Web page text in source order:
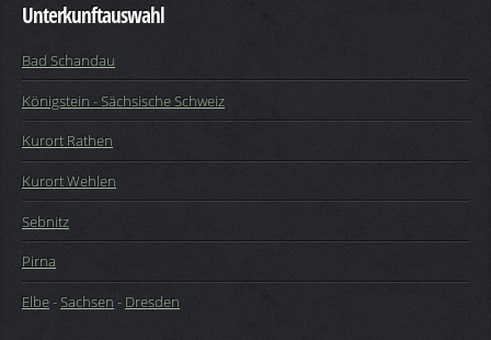
Unterkunftauswahl
Bad Schandau
Königstein - Sächsische Schweiz
Kurort Rathen
Kurort Wehlen
Sebnitz
Pirna
Elbe-Sachsen - Dresden